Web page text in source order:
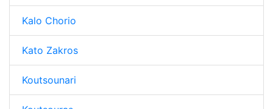
Kalo Chorio
Kato Zakros
Koutsounari